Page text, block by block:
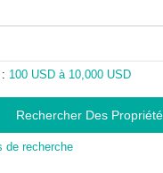
100 USD à 10,000 USD
de recherche